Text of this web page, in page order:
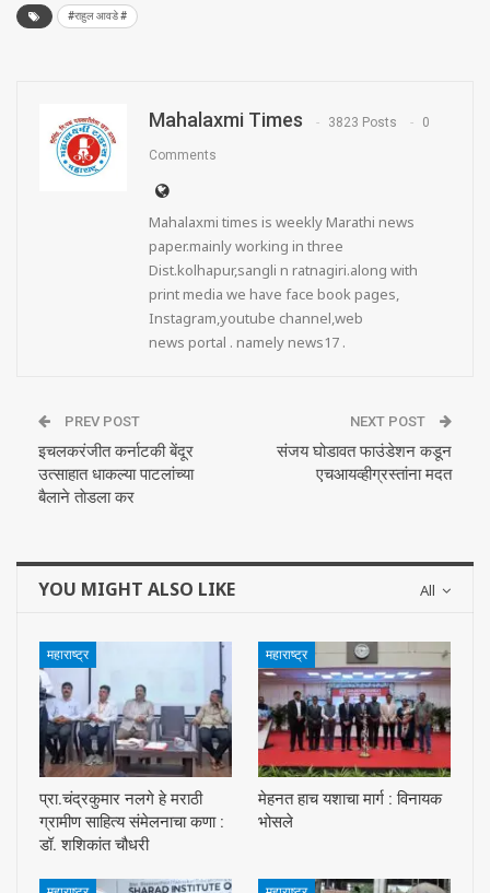
#राहुल आवडे #
Mahalaxmi Times 3823 Posts 0
Comments
Mahalaxmi times is weekly Marathi news
paper.mainly working in three
Dist.kolhapur,sangli n ratnagiri.along with
print media we have face book pages,
Instagram,youtube channel,web
news portal . namely news17 .
PREV POST
इचलकरंजीत कर्नाटकी बेंदूर
उत्साहात धाकल्या पाटलांच्या
बैलाने ताेडला कर
NEXT POST
संजय घोडावत फाउंडेशन कडून
एचआयव्हीग्रस्तांना मदत
All
YOU MIGHT ALSO LIKE
महाराष्ट्र
प्रा.चंद्रकुमार नलगे हे मराठी
ग्रामीण साहित्य संमेलनाचा कणा :
डॉ. शशिकांत चौधरी
महाराष्ट्र
मेहनत हाच यशाचा मार्ग : विनायक
भोसले